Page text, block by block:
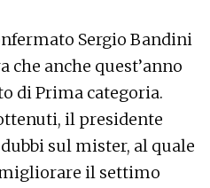
Sergio Bandini
che anche quest’anno
di Prima categoria.
il presidente
sul mister, al quale
il settimo